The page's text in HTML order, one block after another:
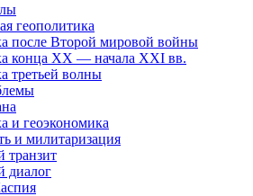
геополитика
после Второй мировой войны
конца XX — начала XXI вв.
третьей волны
и геоэкономика
и милитаризация
транзит
диалог